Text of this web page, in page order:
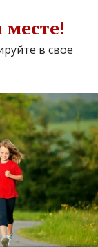
месте!
в свое